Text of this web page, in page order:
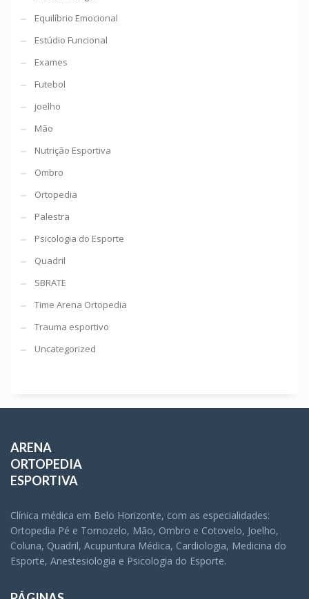
Equilíbrio Emocional
Estúdio Funcional
Exames
Futebol
joelho
Mão
Nutrição Esportiva
Ombro
Ortopedia
Palestra
Psicologia do Esporte
Quadril
SBRATE
Time Arena Ortopedia
Trauma esportivo
Uncategorized
ARENA
ORTOPEDIA
ESPORTIVA
Clínica médica em Belo Horizonte, com as especialidades:
Ortopedia Pé e Tornozelo, Mão, Ombro e Cotovelo, Joelho,
Coluna, Quadril, Acupuntura Médica, Cardiologia, Medicina do
Esporte, Anestesiologia e Psicologia do Esporte.